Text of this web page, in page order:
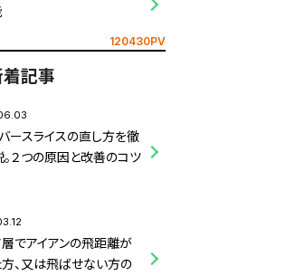
120430PV
記事
ースライスの直し方を徹
２つの原因と改善のコツ
でアイアンの飛距離が
、又は飛ばせない方の